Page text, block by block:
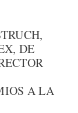
DE
A LA